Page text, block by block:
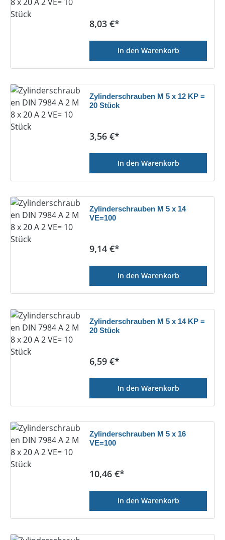
Regulärer Preis:
8,03 €*
In den Warenkorb
Zylinderschrauben M 5 x 12 KP =
20 Stück
Regulärer Preis:
3,56 €*
In den Warenkorb
Zylinderschrauben M 5 x 14
VE=100
Regulärer Preis:
9,14 €*
In den Warenkorb
Zylinderschrauben M 5 x 14 KP =
20 Stück
Regulärer Preis:
6,59 €*
In den Warenkorb
Zylinderschrauben M 5 x 16
VE=100
Regulärer Preis:
10,46 €*
In den Warenkorb